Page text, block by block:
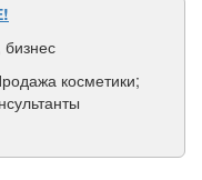
косметики;